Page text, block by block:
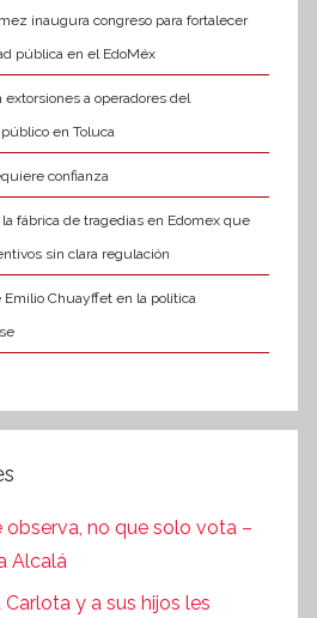
inaugura congreso para fortalecer
pública en el EdoMéx
extorsiones a operadores del
en Toluca
confianza
la fábrica de tragedias en Edomex que
sin clara regulación
Emilio Chuayffet en la política
observa, no que solo vota –
Alcalá
y a sus hijos les